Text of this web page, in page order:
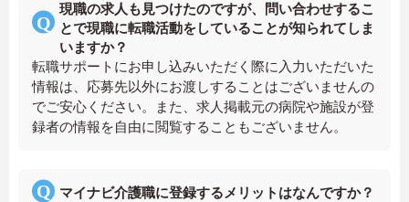
現職の求人も見つけたのですが、問い合わせするこ
とで現職に転職活動をしていることが知られてしま
いますか？
転職サポートにお申し込みいただく際に入力いただいた
情報は、応募先以外にお渡しすることはございませんの
でご安心ください。また、求人掲載元の病院や施設が登
録者の情報を自由に閲覧することもございません。
マイナビ介護職に登録するメリットはなんですか？